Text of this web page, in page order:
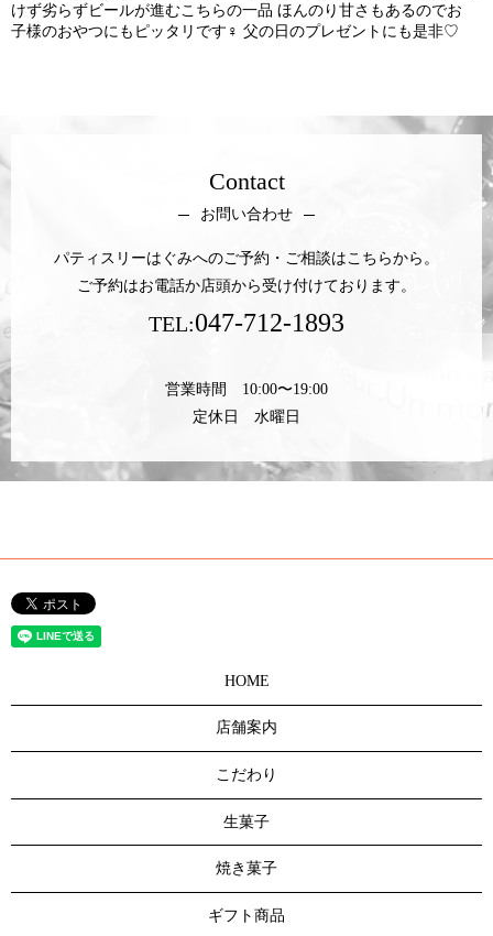
けず劣らずビールが進むこちらの一品 ほんのり甘さもあるのでお
子様のおやつにもピッタリです‍♀️ 父の日のプレゼントにも是非♡
Contact
お問い合わせ
パティスリーはぐみへのご予約・ご相談はこちらから。
ご予約はお電話か店頭から受け付けております。
TEL:047-712-1893
営業時間 10:00〜19:00
定休日 水曜日
HOME
店舗案内
こだわり
生菓子
焼き菓子
ギフト商品